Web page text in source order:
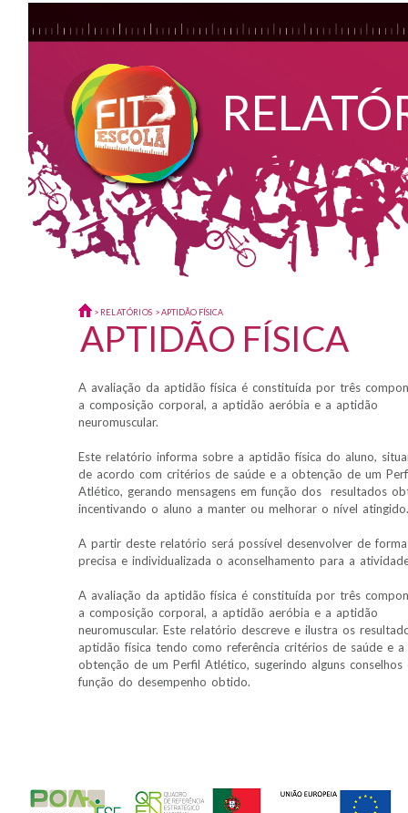
> RELATÓRIOS > APTIDÃO FÍSICA
APTIDÃO FÍSICA
A avaliação da aptidão física é constituída por três
a composição corporal, a aptidão aeróbia e a aptidão
neuromuscular.
Este relatório informa sobre a aptidão física do aluno,
de acordo com critérios de saúde e a obtenção de um
Atlético, gerando mensagens em função dos resultados
incentivando o aluno a manter ou melhorar o nível atingido.
A partir deste relatório será possível desenvolver de
precisa e individualizada o aconselhamento para a
A avaliação da aptidão física é constituída por três
a composição corporal, a aptidão aeróbia e a aptidão
neuromuscular. Este relatório descreve e ilustra os
aptidão física tendo como referência critérios de saúde e a
obtenção de um Perfil Atlético, sugerindo alguns conselhos
função do desempenho obtido.